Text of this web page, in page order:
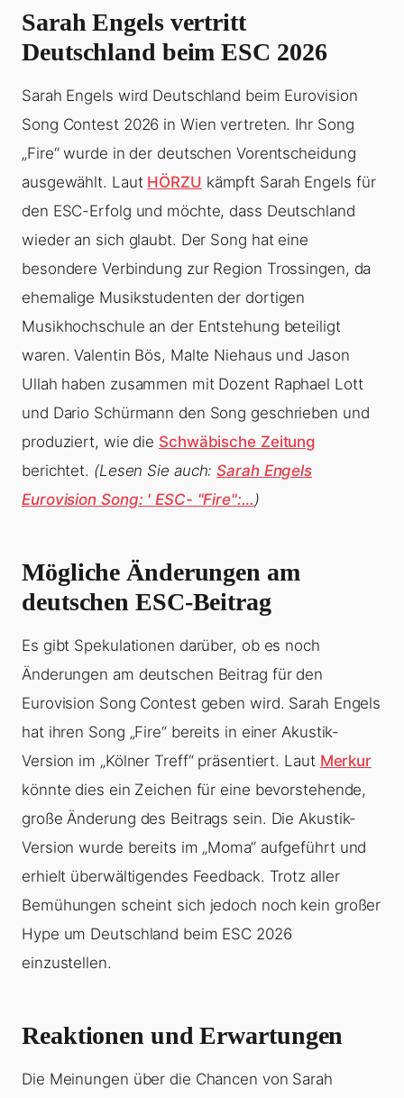
Sarah Engels vertritt
Deutschland beim ESC 2026
Sarah Engels wird Deutschland beim Eurovision
Song Contest 2026 in Wien vertreten. Ihr Song
„Fire“ wurde in der deutschen Vorentscheidung
ausgewählt. Laut HÖRZU kämpft Sarah Engels für
den ESC-Erfolg und möchte, dass Deutschland
wieder an sich glaubt. Der Song hat eine
besondere Verbindung zur Region Trossingen, da
ehemalige Musikstudenten der dortigen
Musikhochschule an der Entstehung beteiligt
waren. Valentin Bös, Malte Niehaus und Jason
Ullah haben zusammen mit Dozent Raphael Lott
und Dario Schürmann den Song geschrieben und
produziert, wie die Schwäbische Zeitung
berichtet. (Lesen Sie auch:Sarah Engels
Eurovision Song: ' ESC- "Fire":…)
Mögliche Änderungen am
deutschen ESC-Beitrag
Es gibt Spekulationen darüber, ob es noch
Änderungen am deutschen Beitrag für den
Eurovision Song Contest geben wird. Sarah Engels
hat ihren Song „Fire“ bereits in einer Akustik-
Version im „Kölner Treff“ präsentiert. Laut Merkur
könnte dies ein Zeichen für eine bevorstehende,
große Änderung des Beitrags sein. Die Akustik-
Version wurde bereits im „Moma“ aufgeführt und
erhielt überwältigendes Feedback. Trotz aller
Bemühungen scheint sich jedoch noch kein großer
Hype um Deutschland beim ESC 2026
einzustellen.
Reaktionen und Erwartungen
Die Meinungen über die Chancen von Sarah